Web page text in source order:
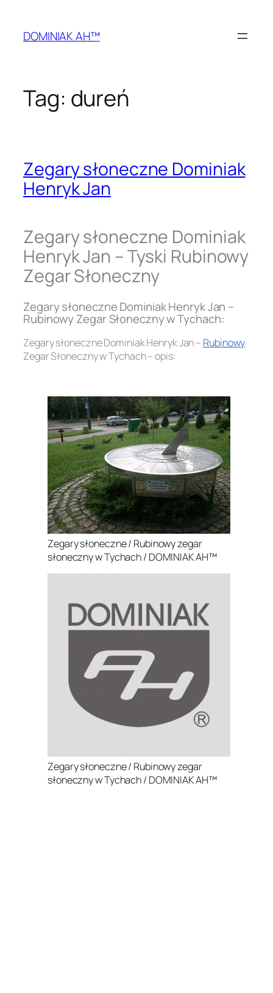
treściDOMINIAK AH™
Tag: dureń
Zegary słoneczne Dominiak
Henryk Jan
Zegary słoneczne Dominiak
Henryk Jan – Tyski Rubinowy
Zegar Słoneczny
Zegary słoneczne Dominiak Henryk Jan –
Rubinowy Zegar Słoneczny w Tychach:
Zegary słoneczne Dominiak Henryk Jan – Rubinowy
Zegar Słoneczny w Tychach – opis:
Zegary słoneczne / Rubinowy zegar
słoneczny w Tychach / DOMINIAK AH™
Zegary słoneczne / Rubinowy zegar
słoneczny w Tychach / DOMINIAK AH™